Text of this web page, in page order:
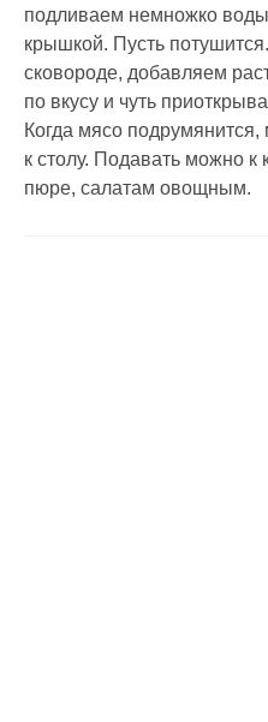
подливаем немножко
крышкой. Пусть
сковороде, добавляем
по вкусу и чуть
Когда мясо
к столу. Подавать можно
пюре, салатам овощным.